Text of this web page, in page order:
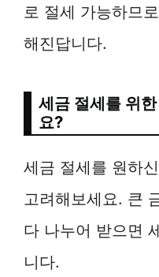
로 절세 가능하므
해진답니다.
세금 절세를 위
요?
세금 절세를 원하
고려해보세요. 큰
다 나누어 받으면
니다.